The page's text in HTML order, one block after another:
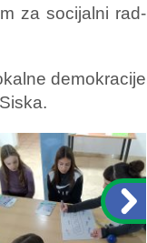
za socijalni rad-
demokracije